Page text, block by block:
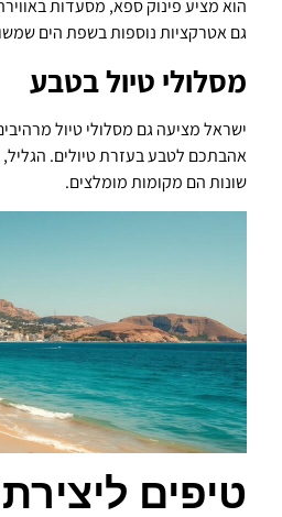
הוא מציע פינוק ספא, מסעדות
גם אטרקציות נוספות בשפת הים
מסלולי טיול בטבע
ישראל מציעה גם מסלולי טיול
אהבתכם לטבע בעזרת טיולים.
שונות הם מקומות מומלצים.
טיפים ליצירת